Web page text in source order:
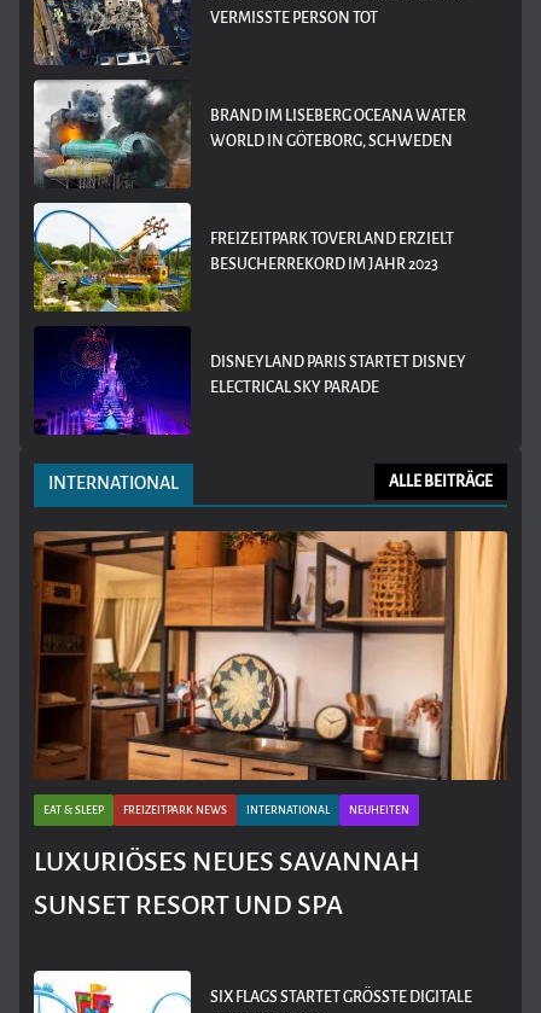
VERMISSTE PERSON TOT
BRAND IM LISEBERG OCEANA WATER
WORLD IN GÖTEBORG, SCHWEDEN
FREIZEITPARK TOVERLAND ERZIELT
BESUCHERREKORD IM JAHR 2023
DISNEYLAND PARIS STARTET DISNEY
ELECTRICAL SKY PARADE
INTERNATIONAL ALLE BEITRÄGE
EAT & SLEEP FREIZEITPARK NEWS INTERNATIONAL NEUHEITEN
LUXURIÖSES NEUES SAVANNAH
SUNSET RESORT UND SPA
SIX FLAGS STARTET GRÖSSTE DIGITALE A